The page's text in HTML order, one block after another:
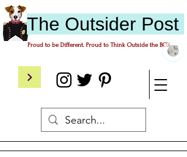
Proud to be Different. Proud to Think Outside the BOX.
The Outsider Post